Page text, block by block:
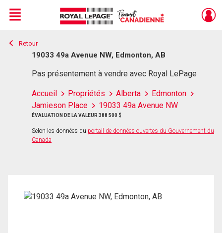
Live
En Direct
Menu
Retour
19033 49a Avenue NW, Edmonton, AB
Pas présentement à vendre avec Royal LePage
Accueil Propriétés Alberta
Edmonton
Jamieson Place
19033 49a Avenue NW
ÉVALUATION DE LA VALEUR 388 500 $
Selon les données du portail de données ouvertes du Gouvernement du
Canada